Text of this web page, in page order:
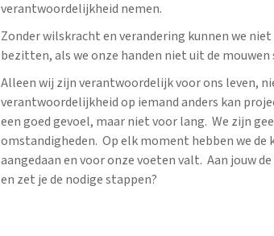
verantwoordelijkheid nemen.
Zonder wilskracht en verandering kunnen we
bezitten, als we onze handen niet uit de
Alleen wij zijn verantwoordelijk voor ons leven,
verantwoordelijkheid op iemand anders kan
een goed gevoel, maar niet voor lang. We zijn
omstandigheden. Op elk moment hebben we de
aangedaan en voor onze voeten valt. Aan jouw
en zet je de nodige stappen?